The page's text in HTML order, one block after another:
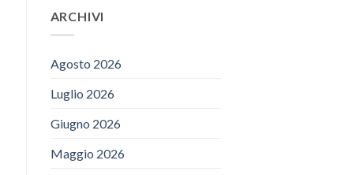
ARCHIVI
Agosto 2026
Luglio 2026
Giugno 2026
Maggio 2026